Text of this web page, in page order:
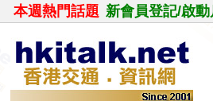
本週熱門話題 新會員登記/啟